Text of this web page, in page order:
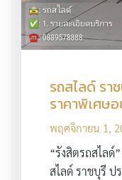
รถสไลด์ รา
ราคาพิเศษ
พฤศจิกายน 1,
“รังสิตรถสไลด์
สไลด์ ราชบุรี ป